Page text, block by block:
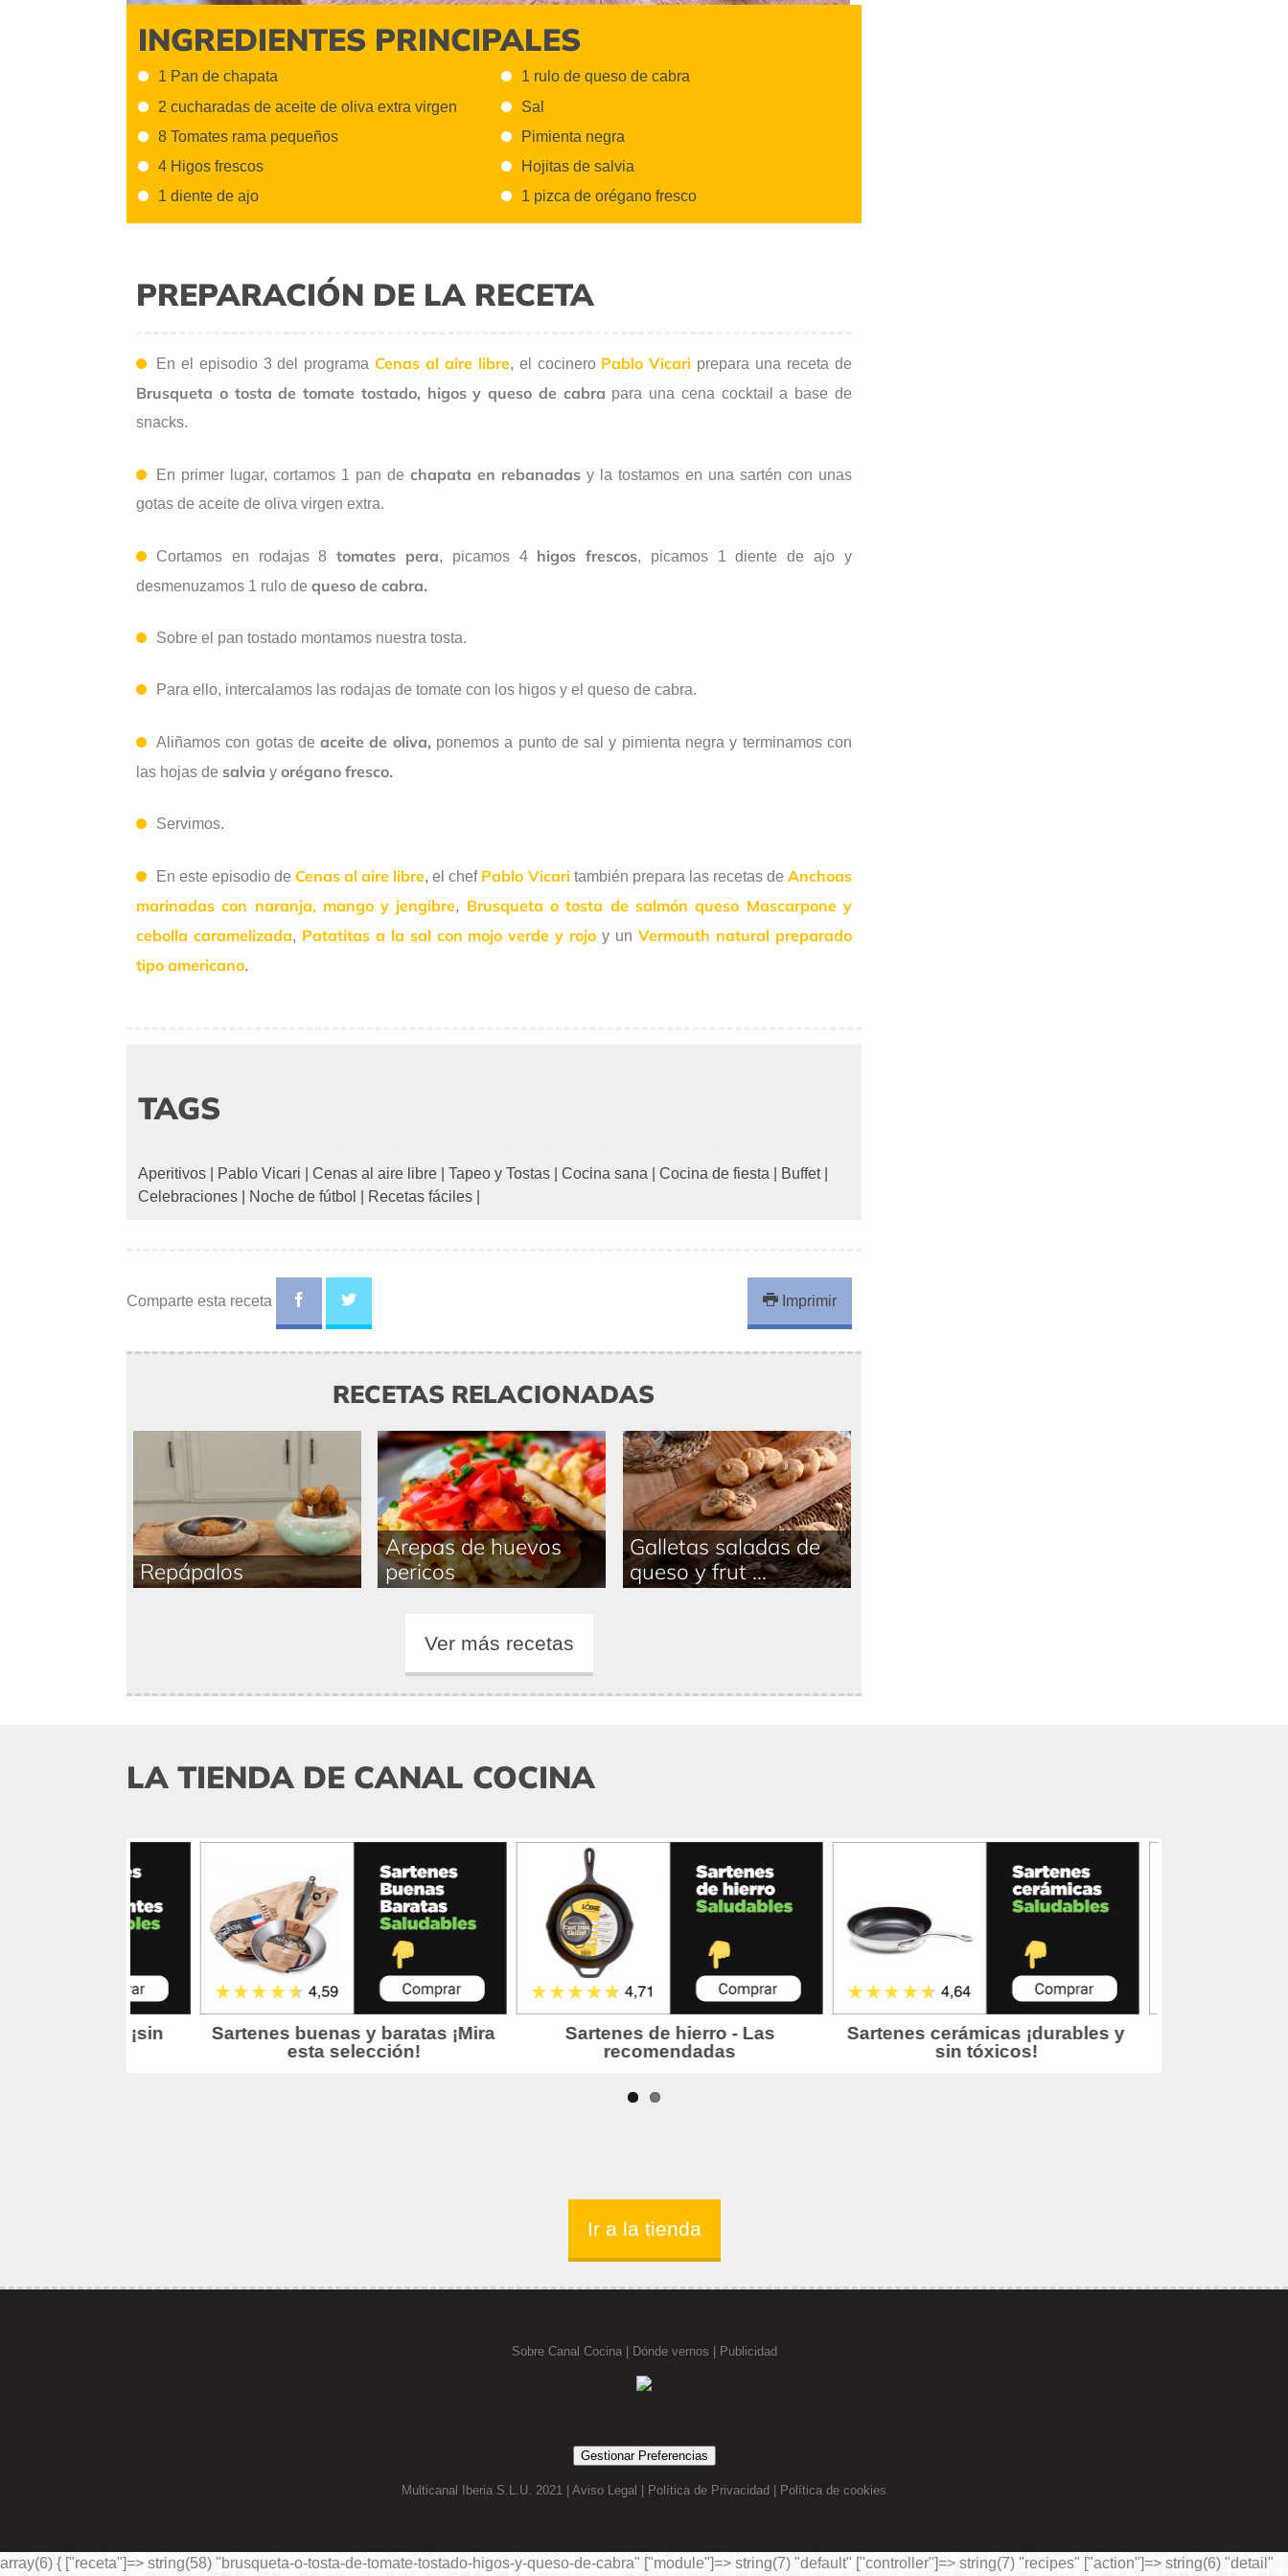
INGREDIENTES PRINCIPALES
1 Pan de chapata
2 cucharadas de aceite de oliva extra virgen
8 Tomates rama pequeños
4 Higos frescos
1 diente de ajo
1 rulo de queso de cabra
Sal
Pimienta negra
Hojitas de salvia
1 pizca de orégano fresco
PREPARACIÓN DE LA RECETA
En el episodio 3 del programaCenas al aire libre, el cocinero Pablo Vicari prepara una receta de
Brusqueta o tosta de tomate tostado, higos y queso de cabra para una cena cocktail a base de
snacks.
En primer lugar, cortamos 1 pan de chapata en rebanadasy la tostamos en una sartén con unas
gotas de aceite de oliva virgen extra.
Cortamos en rodajas 8tomates pera, picamos 4 higos frescos, picamos 1 diente de ajo y
desmenuzamos 1 rulo de queso de cabra.
Sobre el pan tostado montamos nuestra tosta.
Para ello, intercalamos las rodajas de tomate con los higos y el queso de cabra.
Aliñamos con gotas deaceite de oliva, ponemos a punto de sal y pimienta negra y terminamos con
las hojas de salvia y orégano fresco.
Servimos.
En este episodio deCenas al aire libre, el chef Pablo Vicaritambién prepara las recetas de Anchoas
marinadas con naranja, mango y jengibre, Brusqueta o tosta de salmón queso Mascarpone y
cebolla caramelizada, Patatitas a la sal con mojo verde y rojo y un Vermouth natural preparado
tipo americano.
TAGS
Aperitivos Pablo Vicari Cenas al aire libre Tapeo y Tostas Cocina sana Cocina de fiesta Buffet|
Celebraciones
Noche de fútbol Recetas fáciles
Comparte esta receta Imprimir
RECETAS RELACIONADAS
Repápalos
Arepas de huevos
pericos
Galletas saladas de
queso y frut ...
Ver más recetas
LA TIENDA DE CANAL COCINA
Ir a la tienda
Sobre Canal Cocina| Dónde vernos | Publicidad
Gestionar Preferencias
Multicanal Iberia S.L.U. 2021 | Aviso Legal Política de Privacidad Política de cookies
array(6) { ["receta"]=> string(58) "brusqueta-o-tosta-de-tomate-tostado-higos-y-queso-de-cabra" ["module"]=> string(7) "default" ["controller"]=> string(7) "recipes" ["action"]=> string(6) "detail"